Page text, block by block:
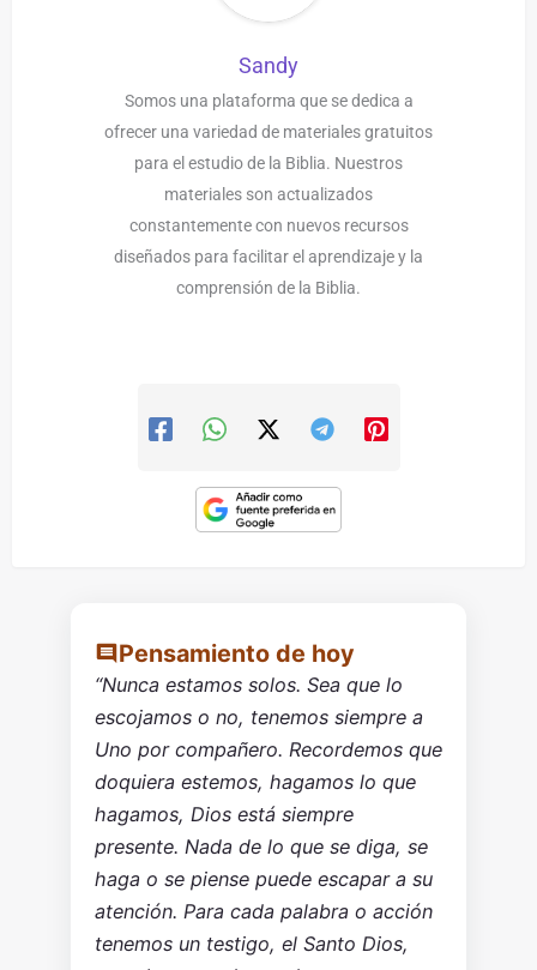
Sandy
Somos una plataforma que se dedica a
ofrecer una variedad de materiales gratuitos
para el estudio de la Biblia. Nuestros
materiales son actualizados
constantemente con nuevos recursos
diseñados para facilitar el aprendizaje y la
comprensión de la Biblia.
Pensamiento de hoy
“Nunca estamos solos. Sea que lo
escojamos o no, tenemos siempre a
Uno por compañero. Recordemos que
doquiera estemos, hagamos lo que
hagamos, Dios está siempre
presente. Nada de lo que se diga, se
haga o se piense puede escapar a su
atención. Para cada palabra o acción
tenemos un testigo, el Santo Dios,